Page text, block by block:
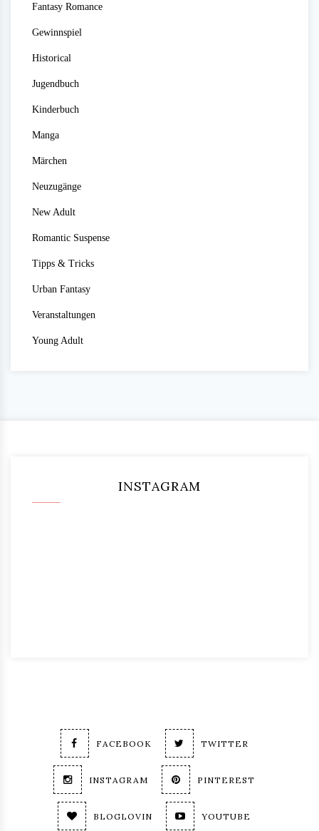
Fantasy Romance
Gewinnspiel
Historical
Jugendbuch
Kinderbuch
Manga
Märchen
Neuzugänge
New Adult
Romantic Suspense
Tipps & Tricks
Urban Fantasy
Veranstaltungen
Young Adult
INSTAGRAM
FACEBOOK TWITTER
INSTAGRAM PINTEREST
BLOGLOVIN YOUTUBE